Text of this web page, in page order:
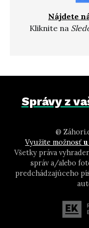
Nájdete
Kliknite na
Správy z
@
Využite možnosť
Všetky práva
správ a/alebo
predchádzajúceho